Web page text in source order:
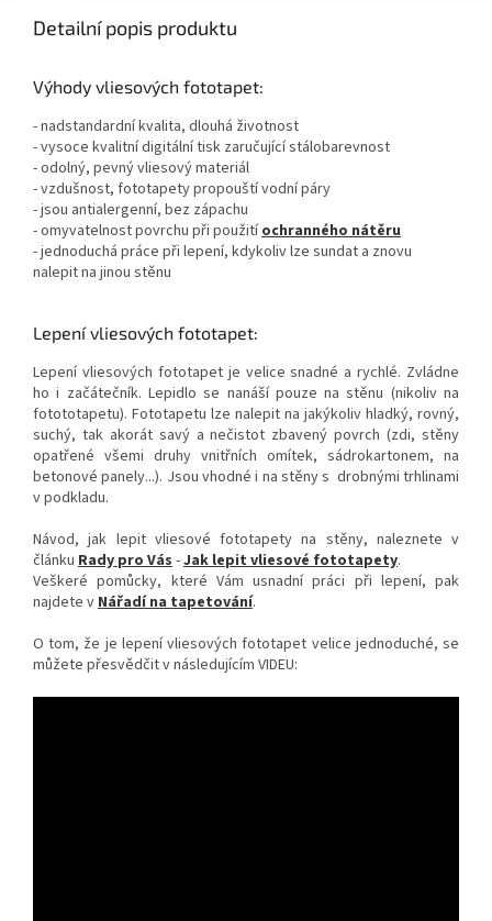
Detailní popis produktu
Výhody vliesových fototapet:
- nadstandardní kvalita, dlouhá životnost
- vysoce kvalitní digitální tisk zaručující stálobarevnost
- odolný, pevný vliesový materiál
- vzdušnost, fototapety propouští vodní páry
- jsou antialergenní, bez zápachu
- omyvatelnost povrchu při použitíochranného nátěru
- jednoduchá práce při lepení, kdykoliv lze sundat a znovu
nalepit na jinou stěnu
Lepení vliesových fototapet:
Lepení vliesových fototapet je velice snadné a rychlé. Zvládne
ho i začátečník. Lepidlo se nanáší pouze na stěnu (nikoliv na
fotototapetu). Fototapetu lze nalepit na jakýkoliv hladký, rovný,
suchý, tak akorát savý a nečistot zbavený povrch (zdi, stěny
opatřené všemi druhy vnitřních omítek, sádrokartonem, na
betonové panely...). Jsou vhodné i na stěny s drobnými trhlinami
v podkladu.
Návod, jak lepit vliesové fototapety na stěny, naleznete v
článku Rady pro Vás-Jak lepit vliesové fototapety.
Veškeré pomůcky, které Vám usnadní práci při lepení, pak
najdete vNářadí na tapetování.
O tom, že je lepení vliesových fototapet velice jednoduché, se
můžete přesvědčit v následujícím VIDEU: